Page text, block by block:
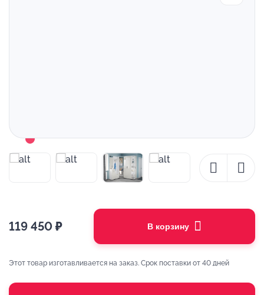
119 450 ₽ В корзину
Этот товар изготавливается на заказ. Срок поставки от 40 дней